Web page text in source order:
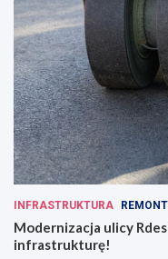
INFRASTRUKTURA
Modernizacja ulicy
infrastrukturę!